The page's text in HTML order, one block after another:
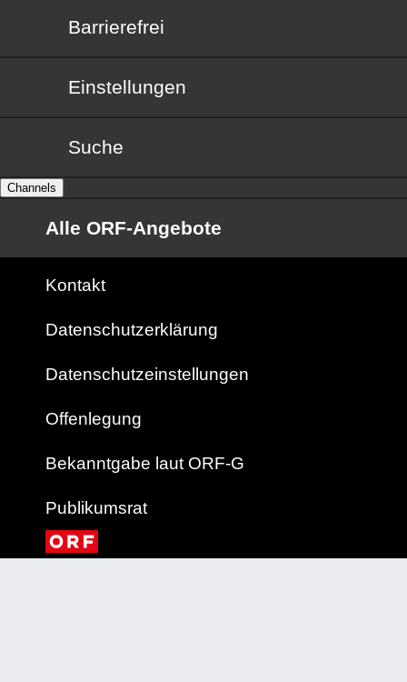
Barrierefrei
Barrierefrei
Einstellungen
Suche
Channels
Alle ORF-Angebote
Kontakt
Datenschutzerklärung
Datenschutzeinstellungen
Offenlegung
Bekanntgabe laut ORF-G
Publikumsrat